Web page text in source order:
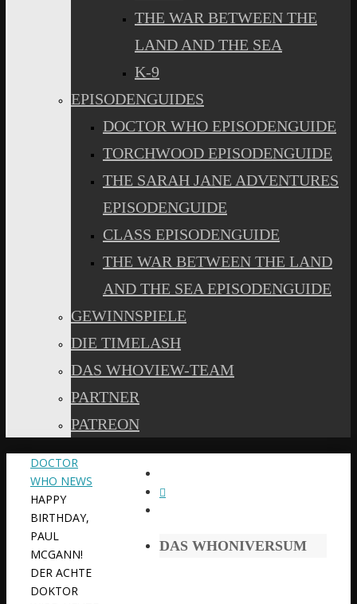
THE WAR BETWEEN THE
LAND AND THE SEA
K-9
EPISODENGUIDES
DOCTOR WHO EPISODENGUIDE
TORCHWOOD EPISODENGUIDE
THE SARAH JANE ADVENTURES
EPISODENGUIDE
CLASS EPISODENGUIDE
THE WAR BETWEEN THE LAND
AND THE SEA EPISODENGUIDE
GEWINNSPIELE
DIE TIMELASH
DAS WHOVIEW-TEAM
PARTNER
PATREON
START
DOCTOR
WHO NEWS
HAPPY
BIRTHDAY,
PAUL
MCGANN!
DER ACHTE
DOKTOR
DAS WHONIVERSUM